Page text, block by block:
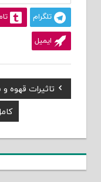
تلگرام
ایمیل
راهبری
Previous
Post:
تاثیرات قهوه